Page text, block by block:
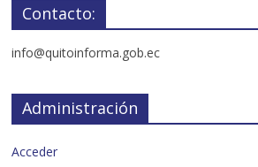
Contacto:
info@quitoinforma.gob.ec
Administración
Acceder